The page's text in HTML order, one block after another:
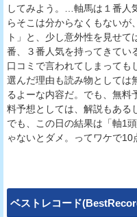
してみよう。…軸馬は１番人
らそこは分からなくもないが
ト」と、少し意外性を見せ
番、３番人気を持ってきてい
口コミで言われてしまっても
選んだ理由も読み物としては
るよーな内容だ。でも、無料
料予想としては、解説もある
でも、この日の結果は「軸1
ゃないとダメ。ってワケで10
ベストレコード